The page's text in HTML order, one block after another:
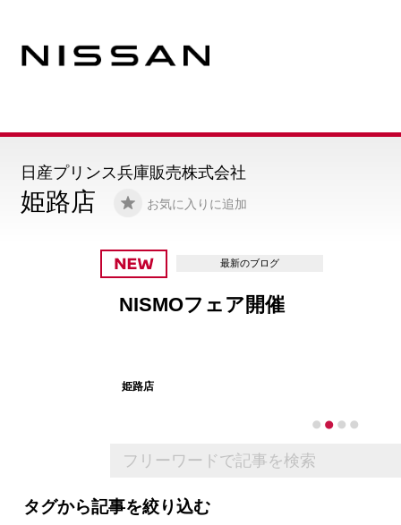
姫路店 お気に入りに追加
日産プリンス兵庫販売株式会社
タグから記事を絞り込む